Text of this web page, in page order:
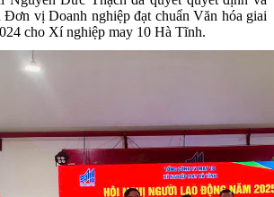
Đơn vị Doanh nghiệp đạt chuẩn Văn hóa giai
cho Xí nghiệp may 10 Hà Tĩnh.